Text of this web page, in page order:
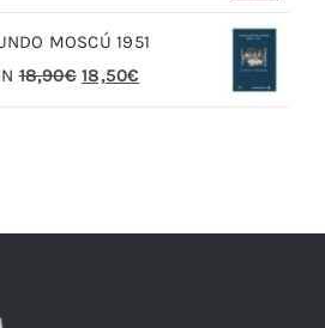
era:
20,00€.
MOSCÚ 1951
18,90€ El
18,50€